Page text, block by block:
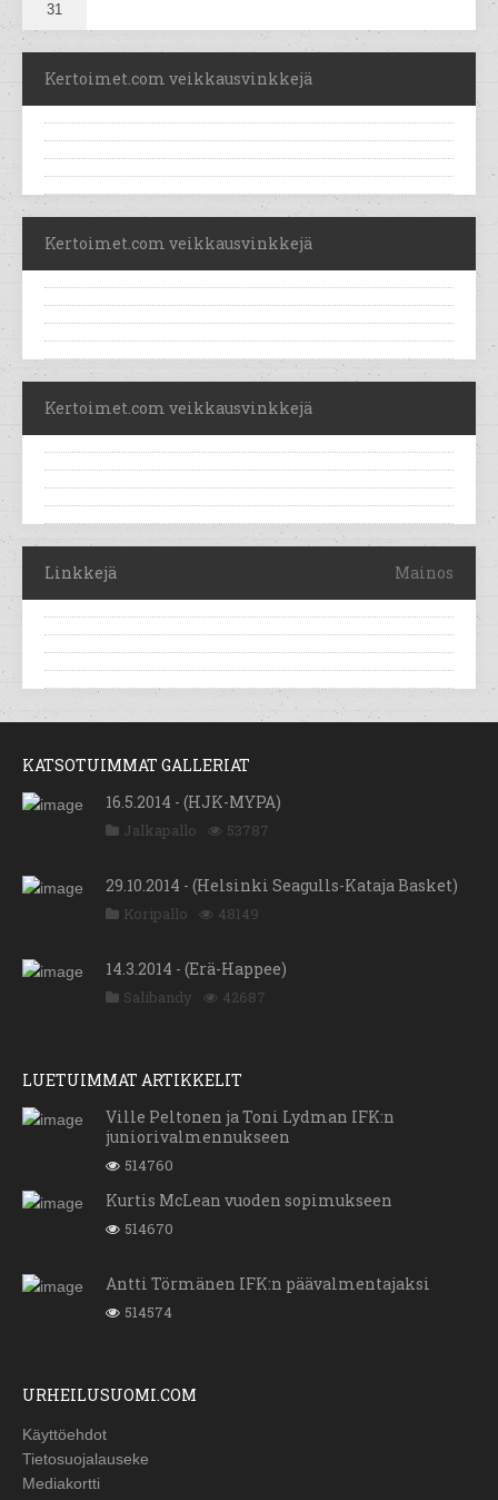
31
Kertoimet.com veikkausvinkkejä
Kertoimet.com veikkausvinkkejä
Kertoimet.com veikkausvinkkejä
Linkkejä Mainos
KATSOTUIMMAT GALLERIAT
16.5.2014 - (HJK-MYPA)
Jalkapallo 53787
29.10.2014 - (Helsinki Seagulls-Kataja Basket)
Koripallo 48149
14.3.2014 - (Erä-Happee)
Salibandy 42687
LUETUIMMAT ARTIKKELIT
Ville Peltonen ja Toni Lydman IFK:n
juniorivalmennukseen
514760
Kurtis McLean vuoden sopimukseen
514670
Antti Törmänen IFK:n päävalmentajaksi
514574
URHEILUSUOMI.COM
Käyttöehdot
Tietosuojalauseke
Mediakortti